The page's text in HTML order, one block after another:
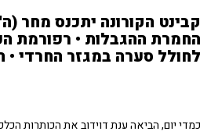
קבינט הקורונה יתכנס מחר
החמרת ההגבלות • רפורמת
לחולל סערה במגזר החרדי •
כמדי יום, הביאה ענת דוידוב את הכותרות